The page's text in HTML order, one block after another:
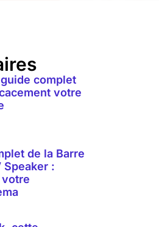
complet
votre
de la Barre
Speaker :
votre